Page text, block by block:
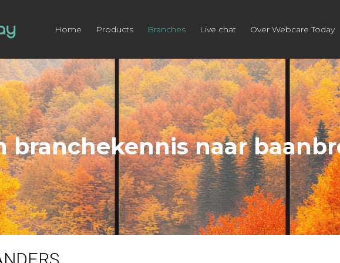
Home Products Branches Live chat Over Webcare Today
branchekennis naar